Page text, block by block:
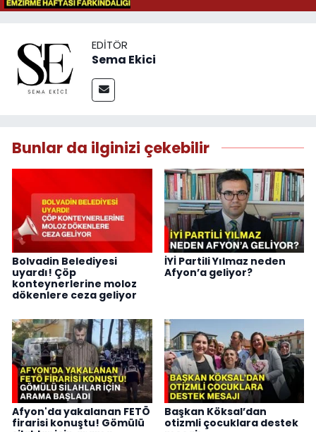
EDITÖR
Sema Ekici
Bunlar da ilginizi çekebilir
Bolvadin Belediyesi
uyardı! Çöp
konteynerlerine moloz
dökenlere ceza geliyor
İYİ Partili Yılmaz neden
Afyon’a geliyor?
Afyon'da yakalanan FETÖ
firarisi konuştu! Gömülü
Başkan Köksal’dan
otizmli çocuklara destek